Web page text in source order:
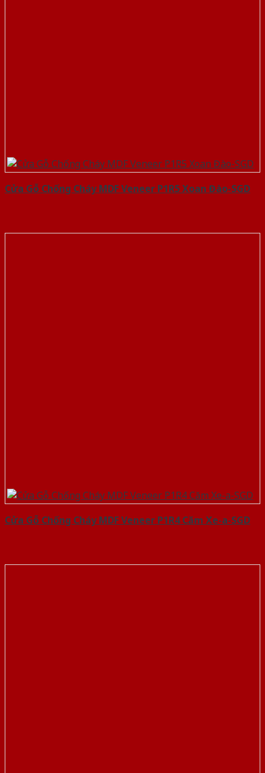
Cửa Gỗ Chống Cháy MDF Veneer P1R5 Xoan Đào-SGD
Cửa Gỗ Chống Cháy MDF Veneer P1R4 Căm Xe-a-SGD